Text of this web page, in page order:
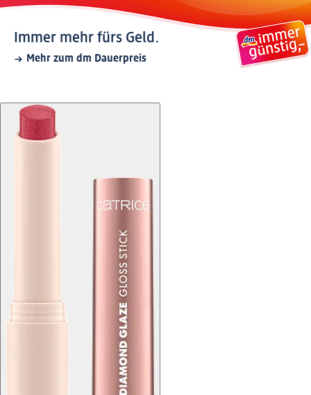
Immer mehr fürs Geld.
Mehr zum dm Dauerpreis